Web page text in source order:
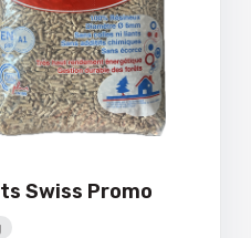
Swiss Promo